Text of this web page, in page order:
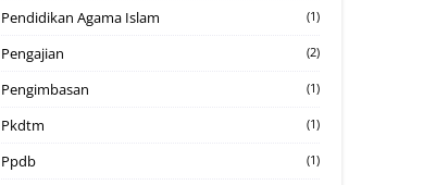
Pendidikan Agama Islam (1)
Pengajian (2)
Pengimbasan (1)
Pkdtm (1)
Ppdb (1)